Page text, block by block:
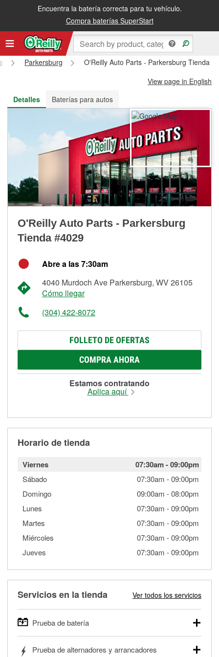
Encuentra la batería correcta para tu vehículo.
Compra baterías SuperStart
Recibe tu orden gratis al día siguiente o recógela en la tienda
Parkersburg
O'Reilly Auto Parts - Parkersburg Tienda
View page in English
Detalles
Baterías para autos
O'Reilly Auto Parts - Parkersburg
Tienda #4029
Abre a las 7:30am
4040 Murdoch Ave Parkersburg, WV 26105
Cómo llegar
(304) 422-8072
FOLLETO DE OFERTAS
COMPRA AHORA
Estamos contratando
Aplica aquí
Horario de tienda
Viernes 07:30am-09:00pm
Sábado 07:30am -09:00pm
Domingo
09:00am -08:00pm
Lunes
07:30am -09:00pm
Martes
07:30am -09:00pm
Miércoles
07:30am -09:00pm
Jueves
07:30am -09:00pm
Servicios en la tienda Ver todos los servicios
Prueba de batería
autos, camionetas, SUVs, vehículos comerciales y
Prueba de alternadores y arrancadores